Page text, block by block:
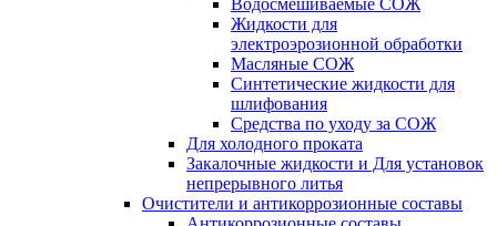
Водосмешиваемые СОЖ
Жидкости для
электроэрозионной обработки
Масляные СОЖ
Синтетические жидкости для
шлифования
Средства по уходу за СОЖ
Для холодного проката
Закалочные жидкости и Для установок
непрерывного литья
Очистители и антикоррозионные составы